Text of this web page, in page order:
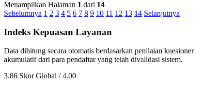
Menampilkan Halaman 1 dari 14
Sebelumnya 1 2 3 4 5 6 7 8 9 10 11 12 13 14 Selanjutnya
Indeks Kepuasan Layanan
Data dihitung secara otomatis berdasarkan penilaian kuesioner
akumulatif dari para pendaftar yang telah divalidasi sistem.
3.86 Skor Global / 4.00